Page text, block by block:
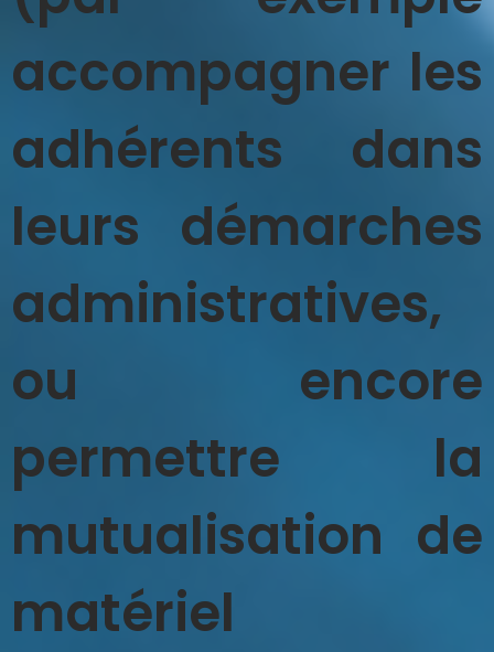
accompagner les
adhérents dans
leurs démarches
administratives,
ou encore
permettre la
mutualisation de
matériel